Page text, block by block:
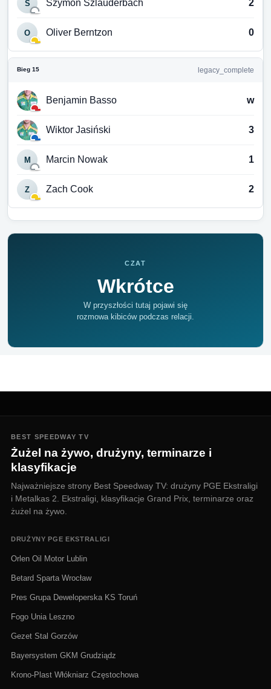
S Szymon Szlauderbach 2
O Oliver Berntzon 0
Bieg 15 legacy_complete
Benjamin Basso w
Wiktor Jasiński 3
M Marcin Nowak 1
Z Zach Cook 2
CZAT
Wkrótce
W przyszłości tutaj pojawi się
rozmowa kibiców podczas relacji.
BEST SPEEDWAY TV
Żużel na żywo, drużyny, terminarze i
klasyfikacje
Najważniejsze strony Best Speedway TV: drużyny PGE Ekstraligi
i Metalkas 2. Ekstraligi, klasyfikacje Grand Prix, terminarze oraz
żużel na żywo.
DRUŻYNY PGE EKSTRALIGI
Orlen Oil Motor Lublin
Betard Sparta Wrocław
Pres Grupa Deweloperska KS Toruń
Fogo Unia Leszno
Gezet Stal Gorzów
Bayersystem GKM Grudziądz
Krono-Plast Włókniarz Częstochowa